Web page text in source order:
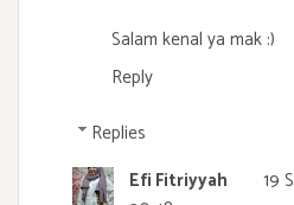
Salam kenal ya mak :)
Reply
Replies
Efi Fitriyyah
19